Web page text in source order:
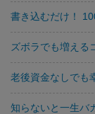
書き込むだけ！
ズボラでも増える
老後資金なしでも
知らないと一生バ